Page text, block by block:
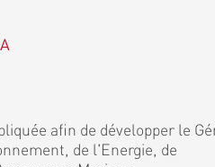
afin de développer le
de l'Energie, de